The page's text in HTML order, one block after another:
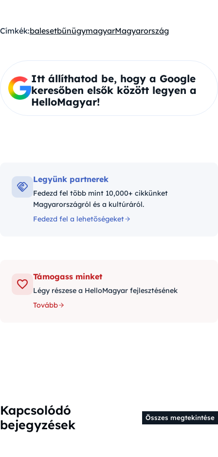
Címkék:balesetbűnügymagyarMagyarország
Itt állíthatod be, hogy a Google
keresőben elsők között legyen a
HelloMagyar!
Legyünk partnerek
Fedezd fel több mint 10,000+ cikkünket
Magyarországról és a kultúráról.
Fedezd fel a lehetőségeket
Támogass minket
Légy részese a HelloMagyar fejlesztésének
Tovább
Kapcsolódó
bejegyzések
Összes megtekintése